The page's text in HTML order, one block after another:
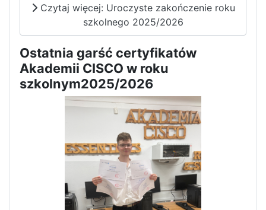
Czytaj więcej: Uroczyste zakończenie roku
szkolnego 2025/2026
Ostatnia garść certyfikatów
Akademii CISCO w roku
szkolnym2025/2026